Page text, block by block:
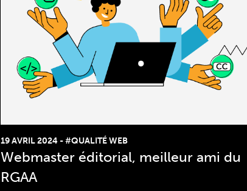
19 AVRIL 2024 -#QUALITÉ WEB
Webmaster éditorial, meilleur ami du
RGAA